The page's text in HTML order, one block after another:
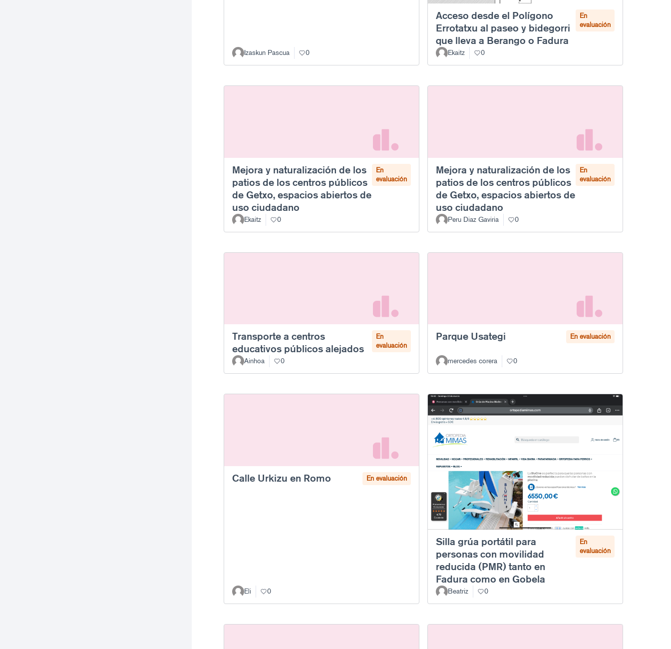
Izaskun Pascua 0
Acceso desde el Polígono
Errotatxu al paseo y bidegorri
que lleva a Berango o Fadura
En
evaluación
Ekaitz 0
Mejora y naturalización de los
patios de los centros públicos
de Getxo, espacios abiertos de
uso ciudadano
En
evaluación
Ekaitz 0
Mejora y naturalización de los
patios de los centros públicos
de Getxo, espacios abiertos de
uso ciudadano
En
evaluación
Peru Diaz Gaviria 0
Transporte a centros
educativos públicos alejados
En
evaluación
Ainhoa
0
Parque Usategi En evaluación
mercedes corera 0
Calle Urkizu en Romo En evaluación
Eli 0
Silla grúa portátil para
personas con movilidad
reducida (PMR) tanto en
Fadura como en Gobela
En
evaluación
Beatriz 0